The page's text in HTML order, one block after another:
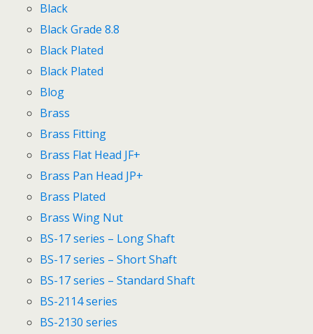
Black
Black Grade 8.8
Black Plated
Black Plated
Blog
Brass
Brass Fitting
Brass Flat Head JF+
Brass Pan Head JP+
Brass Plated
Brass Wing Nut
BS-17 series – Long Shaft
BS-17 series – Short Shaft
BS-17 series – Standard Shaft
BS-2114 series
BS-2130 series